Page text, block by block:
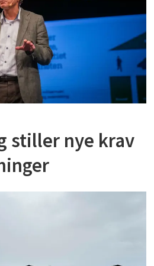
stiller nye krav